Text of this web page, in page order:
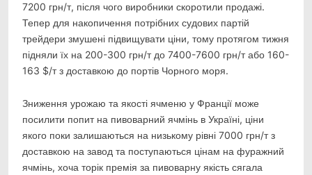
7200 грн/т, після чого виробники скоротили продажі.
Тепер для накопичення потрібних судових партій
трейдери змушені підвищувати ціни, тому протягом тижня
підняли їх на 200-300 грн/т до 7400-7600 грн/т або 160-
163 $/т з доставкою до портів Чорного моря.
Зниження урожаю та якості ячменю у Франції може
посилити попит на пивоварний ячмінь в Україні, ціни
якого поки залишаються на низькому рівні 7000 грн/т з
доставкою на завод та поступаються цінам на фуражний
ячмінь, хоча торік премія за пивоварну якість сягала